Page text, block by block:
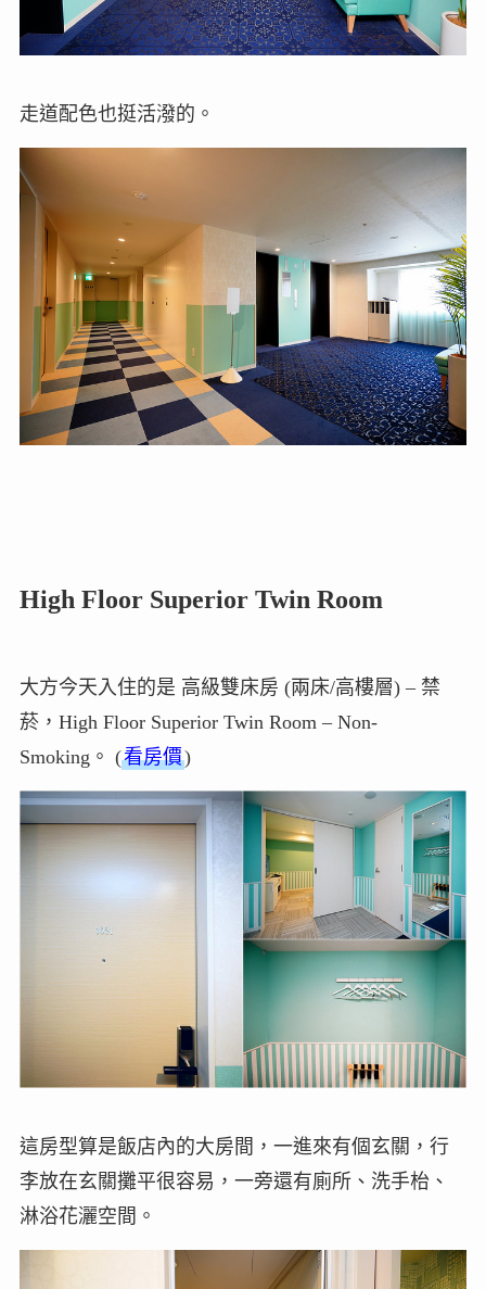
走道配色也挺活潑的。
High Floor Superior Twin Room
大方今天入住的是 高級雙床房 (兩床/高樓層) – 禁
菸，High Floor Superior Twin Room – Non-
Smoking。 (看房價)
這房型算是飯店內的大房間，一進來有個玄關，行
李放在玄關攤平很容易，一旁還有廁所、洗手枱、
淋浴花灑空間。